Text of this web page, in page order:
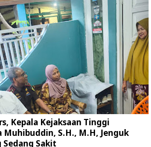
Kepala Kejaksaan Tinggi
Muhibuddin, S.H., M.H, Jenguk
Sakit